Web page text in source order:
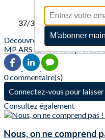
URPS
37/39 BD VINCENT
Découvrez davantage
MP ARS Épuisement
0 commentaire(s)
Connectez-vous pour
Consultez également
Nous, on ne comprend
M'abonner